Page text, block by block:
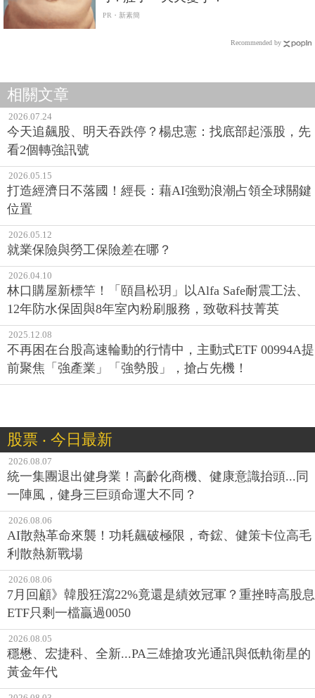
PR・新素簡
Recommended by
相關文章
2026.07.24
今天追飆股、明天吞跌停？楊忠憲：找底部起漲股，先
看2個轉強訊號
2026.05.15
打造經濟日不落國！經長：藉AI強勁浪潮占領全球關鍵
位置
2026.05.12
就業保險與勞工保險差在哪？
2026.04.10
林口購屋新標竿！「頤昌松玥」以Alfa Safe耐震工法、
12年防水保固與8年室內粉刷服務，致敬科技菁英
2025.12.08
不再困在台股高速輪動的行情中，主動式ETF 00994A提
前聚焦「強產業」「強勢股」，搶占先機！
股票 ‧ 今日最新
2026.08.07
統一集團退出健身業！高齡化商機、健康意識抬頭...同
一陣風，健身三巨頭命運大不同？
2026.08.06
AI散熱革命來襲！功耗飆破極限，奇鋐、健策卡位高毛
利散熱新戰場
2026.08.06
7月回顧》韓股狂瀉22%竟還是績效冠軍？重挫時高股息
ETF只剩一檔贏過0050
2026.08.05
穩懋、宏捷科、全新...PA三雄搶攻光通訊與低軌衛星的
黃金年代